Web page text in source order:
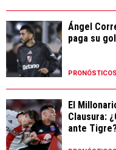
Ángel
paga su
PRONÓSTICOS
El
Clausura:
ante